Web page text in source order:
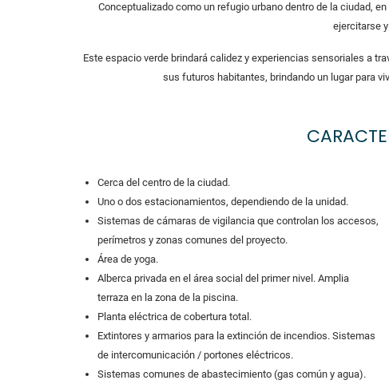
Conceptualizado como un refugio urbano dentro de la ciudad,
ejercitarse
Este espacio verde brindará calidez y experiencias sensoriales a
sus futuros habitantes, brindando un lugar para
Cerca del centro de la ciudad.
Uno o dos estacionamientos, dependiendo de la unidad.
Sistemas de cámaras de vigilancia que controlan los accesos,
perímetros y zonas comunes del proyecto.
Área de yoga.
Alberca privada en el área social del primer nivel. Amplia
terraza en la zona de la piscina.
Planta eléctrica de cobertura total.
Extintores y armarios para la extinción de incendios. Sistemas
de intercomunicación / portones eléctricos.
Sistemas comunes de abastecimiento (gas común y agua).